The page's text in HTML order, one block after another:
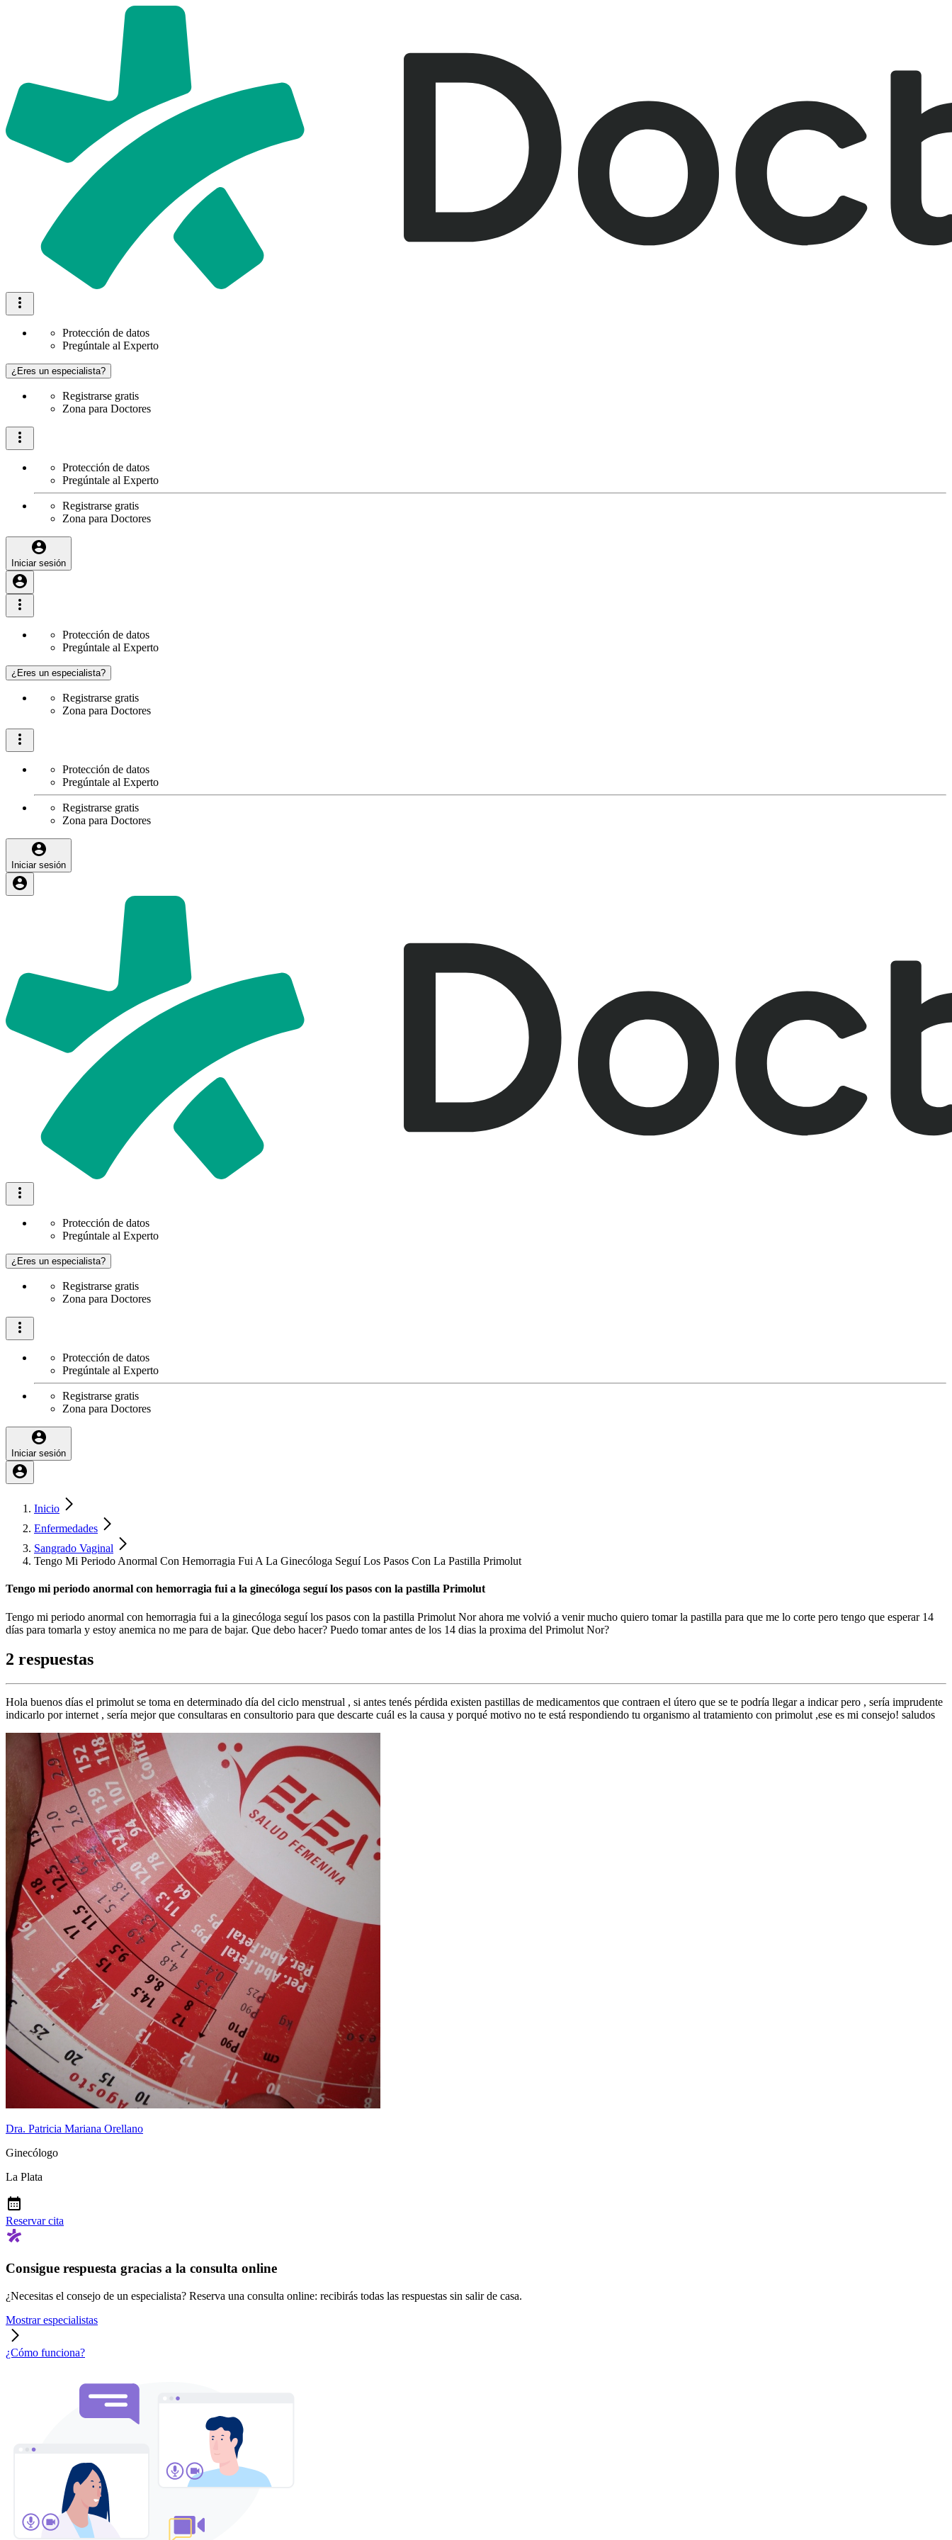
Protección de datos
Pregúntale al Experto
¿Eres un especialista?
Registrarse gratis
Zona para Doctores
Protección de datos
Pregúntale al Experto
Registrarse gratis
Zona para Doctores
Iniciar sesión
Protección de datos
Pregúntale al Experto
¿Eres un especialista?
Registrarse gratis
Zona para Doctores
Protección de datos
Pregúntale al Experto
Registrarse gratis
Zona para Doctores
Iniciar sesión
Protección de datos
Pregúntale al Experto
¿Eres un especialista?
Registrarse gratis
Zona para Doctores
Protección de datos
Pregúntale al Experto
Registrarse gratis
Zona para Doctores
Iniciar sesión
Inicio
Enfermedades
Sangrado Vaginal
Tengo Mi Periodo Anormal Con Hemorragia Fui A La Ginecóloga Seguí Los Pasos Con La Pastilla Primolut
Tengo mi periodo anormal con hemorragia fui a la ginecóloga seguí los pasos con la pastilla Primolut
Tengo mi periodo anormal con hemorragia fui a la ginecóloga seguí los pasos con la pastilla Primolut Nor ahora me volvió a venir mucho quiero tomar la pastilla para que me lo corte pero tengo que esperar 14
días para tomarla y estoy anemica no me para de bajar. Que debo hacer? Puedo tomar antes de los 14 dias la proxima del Primolut Nor?
2 respuestas
Hola buenos días el primolut se toma en determinado día del ciclo menstrual , si antes tenés pérdida existen pastillas de medicamentos que contraen el útero que se te podría llegar a indicar pero , sería imprudente
indicarlo por internet , sería mejor que consultaras en consultorio para que descarte cuál es la causa y porqué motivo no te está respondiendo tu organismo al tratamiento con primolut ,ese es mi consejo! saludos
Dra. Patricia Mariana Orellano
Ginecólogo
La Plata
Reservar cita
Consigue respuesta gracias a la consulta online
¿Necesitas el consejo de un especialista? Reserva una consulta online: recibirás todas las respuestas sin salir de casa.
Mostrar especialistas
¿Cómo funciona?